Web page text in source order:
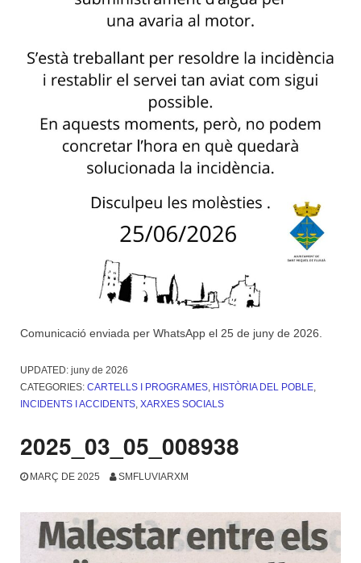
Comunicació enviada per WhatsApp el 25 de juny de 2026.
UPDATED: juny de 2026
CATEGORIES: CARTELLS I PROGRAMES, HISTÒRIA DEL POBLE,
INCIDENTS I ACCIDENTS, XARXES SOCIALS
2025_03_05_008938
MARÇ DE 2025 SMFLUVIARXM